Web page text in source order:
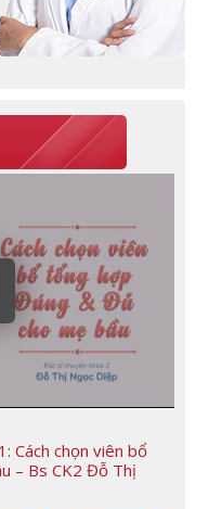
Cách chọn viên bổ
– Bs CK2 Đỗ Thị